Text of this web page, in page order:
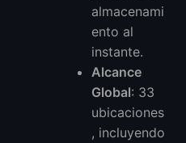
almacenami
ento al
instante.
Alcance
Global: 33
ubicaciones
, incluyendo